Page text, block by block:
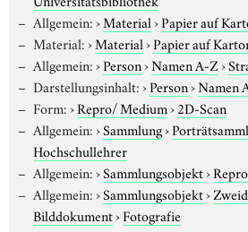
Allgemein:›Material›Papier auf
Material:›Material›Papier auf
Allgemein:›Person›Namen A-Z›
Darstellungsinhalt:›Person›Namen
Form:›Repro/ Medium›2D-Scan
Allgemein:›Sammlung›
Hochschullehrer
Allgemein:›Sammlungsobjekt›
Allgemein:›Sammlungsobjekt›
Bilddokument›Fotografie